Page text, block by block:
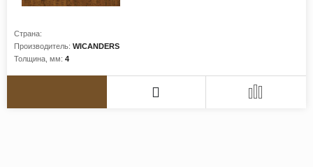
Страна:
Производитель: WICANDERS
Толщина, мм: 4